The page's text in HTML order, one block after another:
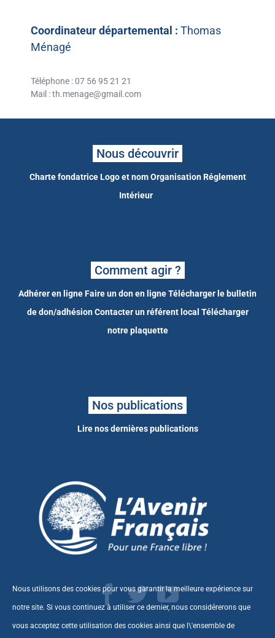
Coordinateur départemental : Thomas
Ménagé
Téléphone : 07 56 95 21 21
Mail : th.menage@gmail.com
Nous découvrir
Charte fondatrice Logo et nom Organisation Réglement
Intérieur
Comment agir ?
Adhérer en ligneFaire un don en ligneTélécharger le bulletin
de don/adhésion Contacter un référent local Télécharger
notre plaquette
Nos publications
Lire nos dernières publications
Nous utilisons des cookies pour vous garantir la meilleure expérience sur
notre site. Si vous continuez à utiliser ce dernier, nous considérerons que
vous acceptez cette utilisation des cookies ainsi que l\'ensemble de